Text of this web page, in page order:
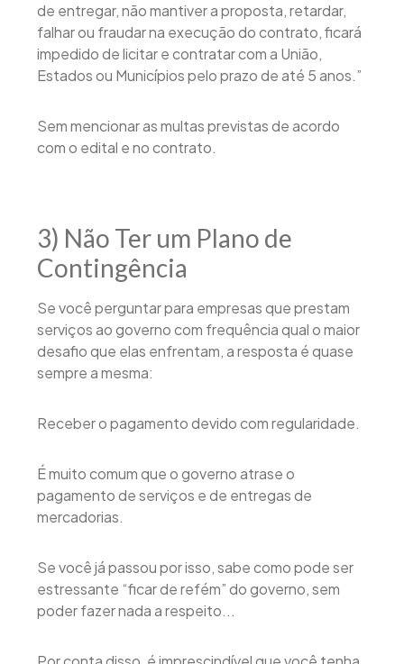
de entregar, não mantiver a proposta, retardar,
falhar ou fraudar na execução do contrato, ficará
impedido de licitar e contratar com a União,
Estados ou Municípios pelo prazo de até 5 anos.”
Sem mencionar as multas previstas de acordo
com o edital e no contrato.
3) Não Ter um Plano de
Contingência
Se você perguntar para empresas que prestam
serviços ao governo com frequência qual o maior
desafio que elas enfrentam, a resposta é quase
sempre a mesma:
Receber o pagamento devido com regularidade.
É muito comum que o governo atrase o
pagamento de serviços e de entregas de
mercadorias.
Se você já passou por isso, sabe como pode ser
estressante “ficar de refém” do governo, sem
poder fazer nada a respeito...